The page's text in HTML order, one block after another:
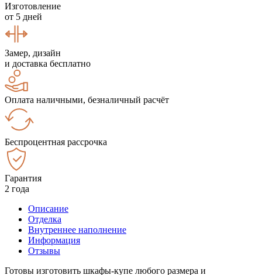
Изготовление
от 5 дней
Замер, дизайн
и доставка бесплатно
Оплата наличными, безналичный расчёт
Беспроцентная рассрочка
Гарантия
2 года
Описание
Отделка
Внутреннее наполнение
Информация
Отзывы
Готовы изготовить шкафы-купе любого размера и